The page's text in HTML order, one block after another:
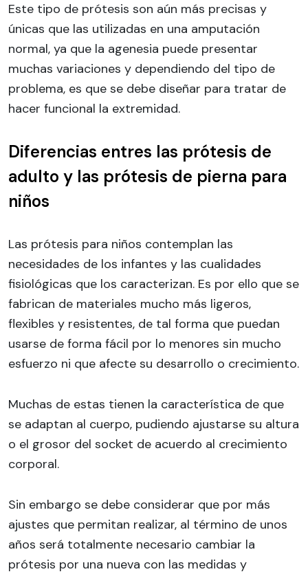
Este tipo de prótesis son aún más precisas y
únicas que las utilizadas en una amputación
normal, ya que la agenesia puede presentar
muchas variaciones y dependiendo del tipo de
problema, es que se debe diseñar para tratar de
hacer funcional la extremidad.
Diferencias entres las prótesis de
adulto y las prótesis de pierna para
niños
Las prótesis para niños contemplan las
necesidades de los infantes y las cualidades
fisiológicas que los caracterizan. Es por ello que se
fabrican de materiales mucho más ligeros,
flexibles y resistentes, de tal forma que puedan
usarse de forma fácil por lo menores sin mucho
esfuerzo ni que afecte su desarrollo o crecimiento.
Muchas de estas tienen la característica de que
se adaptan al cuerpo, pudiendo ajustarse su altura
o el grosor del socket de acuerdo al crecimiento
corporal.
Sin embargo se debe considerar que por más
ajustes que permitan realizar, al término de unos
años será totalmente necesario cambiar la
prótesis por una nueva con las medidas y